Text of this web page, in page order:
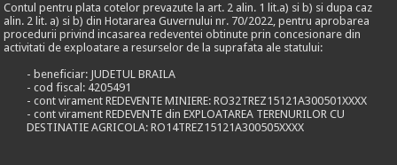
Contul pentru plata cotelor prevazute la art. 2 alin. 1 lit.a) si b) si dupa caz
alin. 2 lit. a) si b) din Hotararea Guvernului nr. 70/2022, pentru aprobarea
procedurii privind incasarea redeventei obtinute prin concesionare din
activitati de exploatare a resurselor de la suprafata ale statului:
- beneficiar: JUDETUL BRAILA
- cod fiscal: 4205491
- cont virament REDEVENTE MINIERE: RO32TREZ15121A300501XXXX
- cont virament REDEVENTE din EXPLOATAREA TERENURILOR CU
DESTINATIE AGRICOLA: RO14TREZ15121A300505XXXX